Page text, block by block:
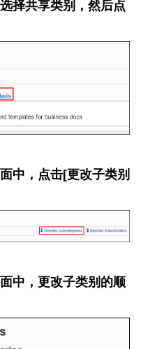
择共享类别，然后点
中，点击[更改子类别
中，更改子类别的顺